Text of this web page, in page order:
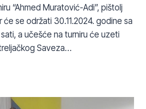
“Ahmed Muratović-Adi”, pištolj
će se održati 30.11.2024. godine sa
a učešće na turniru će uzeti
Saveza…